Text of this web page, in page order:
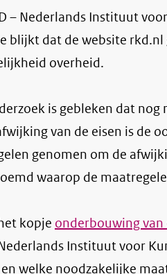
blijkt dat de website
overheid.
is gebleken dat nog
van de eisen is de
genomen om de
waarop de
kopje onderbouwing
Instituut voor
welke noodzakelijke